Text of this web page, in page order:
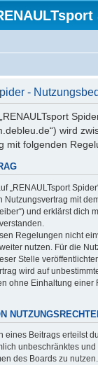
-
wird
mit folgenden
„RENAULTsport
Nutzungsvertrag mit
und erklärst dich
Regelungen nicht
nutzen. Für die
Stelle
wird auf
ohne Einhaltung einer
eines Beitrags erteilst
unbeschränktes
des Boards zu nutzen.